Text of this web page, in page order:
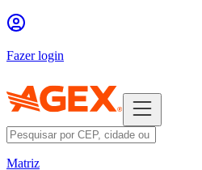
Fazer login
Matriz